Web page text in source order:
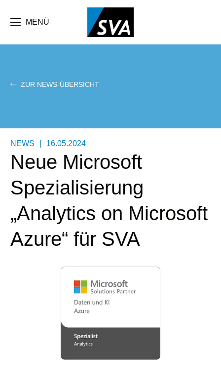
Inhalt
MENÜ
ZUR NEWS-ÜBERSICHT
NEWS 16.05.2024
Neue Microsoft
Spezialisierung
„Analytics on Microsoft
Azure“ für SVA